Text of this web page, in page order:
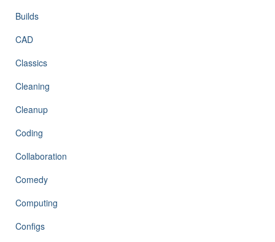
Builds
CAD
Classics
Cleaning
Cleanup
Coding
Collaboration
Comedy
Computing
Configs